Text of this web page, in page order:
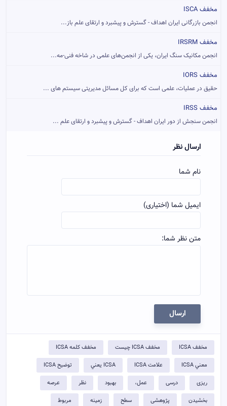
مخفف ISCA
انجمن بازرگانی ایران اهداف - گسترش و پیشبرد و ارتقای علم باز...
مخفف IRSRM
انجمن مکانیک سنگ ایران، یکی از انجمن‌های علمی در شاخه فنی-مه...
مخفف IORS
حقیق در عملیات، علمی است که برای کل مسائل مدیریتی سیستم های ...
مخفف IRSS
انجمن سنجش از دور ایران اهداف - گسترش و پیشبرد و ارتقای علم ...
ارسال نظر
نام شما
ایمیل شما (اختیاری)
متن نظر شما:
ارسال
مخفف ICSA مخفف ICSA چيست مخفف کلمه ICSA
معني ICSA علامت ICSA ICSA يعني توضيح ICSA
ریزی درسی عمل، بهبود نظر عرصه
بخشیدن پژوهشی سطح زمینه مربوط